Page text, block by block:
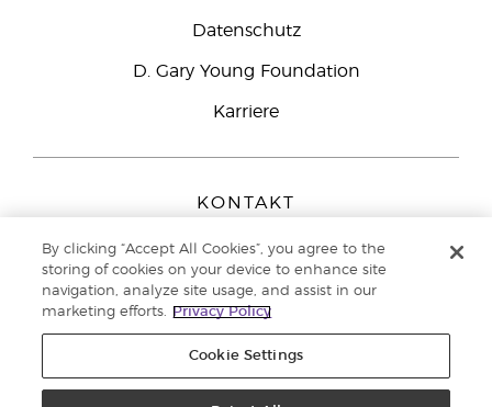
Datenschutz
D. Gary Young Foundation
Karriere
KONTAKT
Peizerweg 97
9727 AJ Groningen
Netherlands
Kundenservice:0800-296205
By clicking “Accept All Cookies”, you agree to the
storing of cookies on your device to enhance site
navigation, analyze site usage, and assist in our
marketing efforts.
Privacy Policy
Cookie Settings